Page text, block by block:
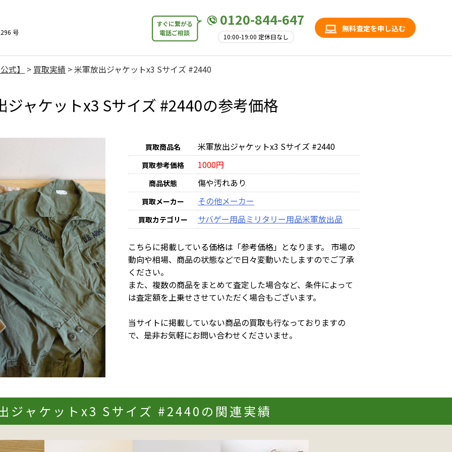
号
0120-844-647
10:00-19:00 定休日なし
すぐに繋がる
電話ご相談
無料査定を申し込む
式】 > 買取実績 >米軍放出ジャケットx3 Sサイズ #2440
ジャケットx3 Sサイズ #2440の参考価格
買取商品名 米軍放出ジャケットx3 Sサイズ #2440
買取参考価格 1000円
商品状態 傷や汚れあり
買取メーカー その他メーカー
買取カテゴリー サバゲー用品ミリタリー用品米軍放出品
こちらに掲載している価格は「参考価格」となります。 市場の
動向や相場、商品の状態などで日々変動いたしますのでご了承
ください。
また、複数の商品をまとめて査定した場合など、条件によって
は査定額を上乗せさせていただく場合もございます。
当サイトに掲載していない商品の買取も行なっておりますの
で、是非お気軽にお問い合わせくださいませ。
ジャケットx3 Sサイズ #2440の関連実績